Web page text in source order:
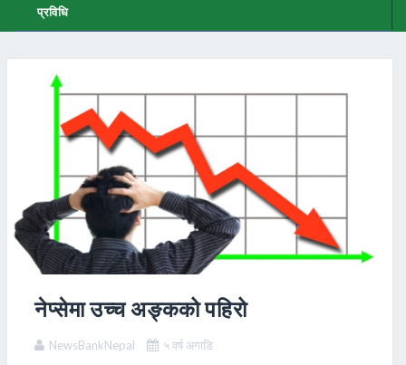
प्रविधि
नेप्सेमा उच्च अङ्कको पहिरो
NewsBankNepal ५ वर्ष अगाडि